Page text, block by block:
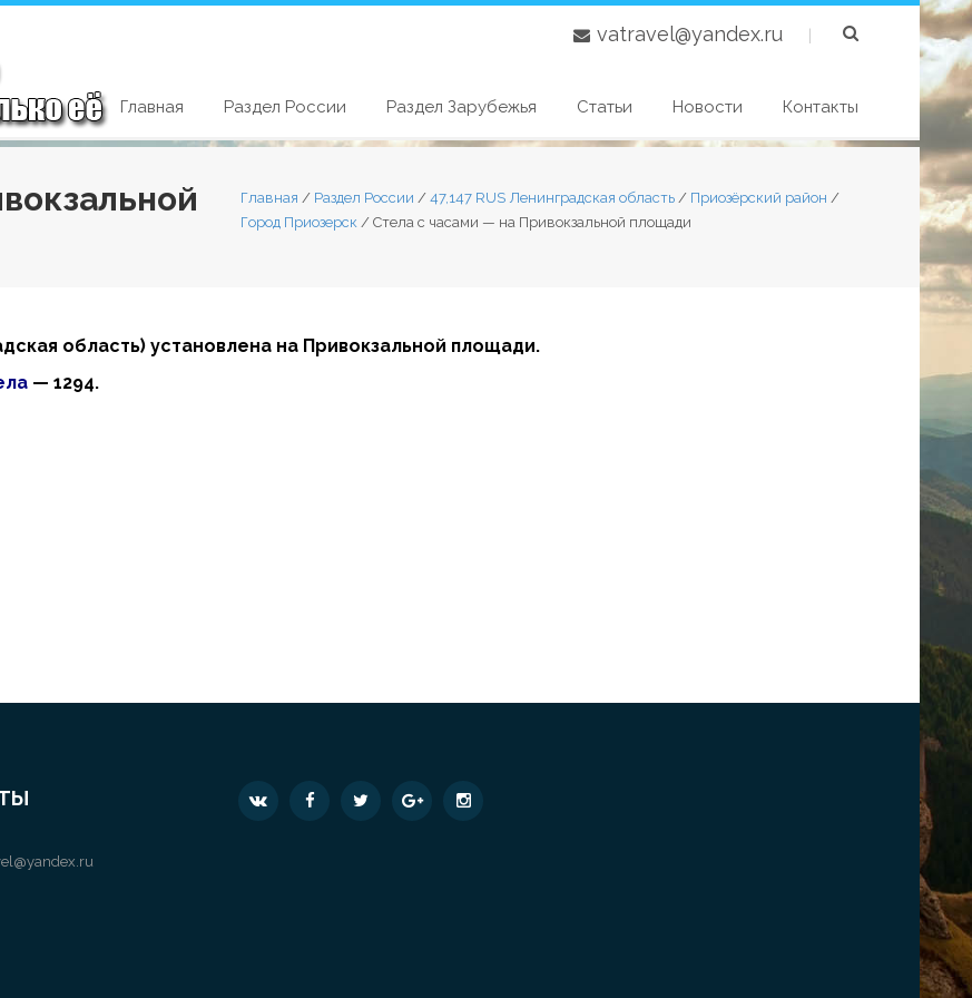
vatravel@yandex.ru |
Главная Раздел России Раздел Зарубежья Статьи Новости Контакты
Главная / Раздел России / 47,147 RUS Ленинградская область / Приозёрский район /
Город Приозерск / Стела с часами — на Привокзальной площади
область) установлена на Привокзальной площади.
— 1294.